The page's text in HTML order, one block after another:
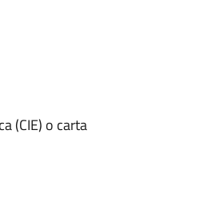
(CIE) o carta